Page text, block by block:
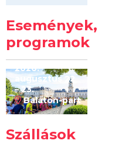
Események,
programok
Kilóméterek
2026
2026.
augusztus 22
– 23.
Balaton-part
Szállások